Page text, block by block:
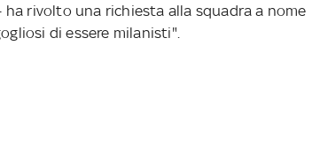
rivolto una richiesta alla squadra a nome
di essere milanisti".